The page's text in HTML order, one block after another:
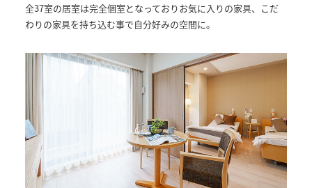
全37室の居室は完全個室となっておりお気に入りの家具、こだ
わりの家具を持ち込む事で自分好みの空間に。